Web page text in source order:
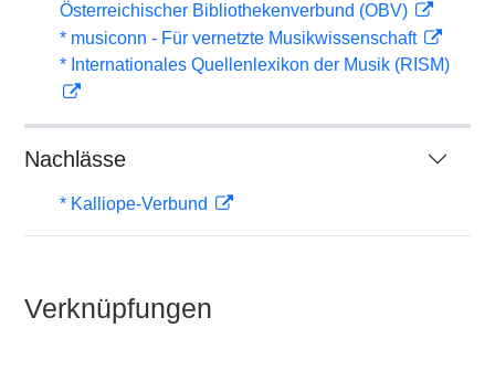
Österreichischer Bibliothekenverbund (OBV)
* musiconn - Für vernetzte Musikwissenschaft
* Internationales Quellenlexikon der Musik (RISM)
Nachlässe
* Kalliope-Verbund
Verknüpfungen